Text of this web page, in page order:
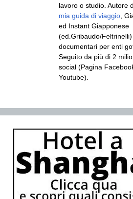
lavoro o studio. Autore
mia guida di viaggio,
ed Instant Giapponese
(ed.Gribaudo/
documentari per enti
Seguito da più di 2
social (Pagina
Youtube).